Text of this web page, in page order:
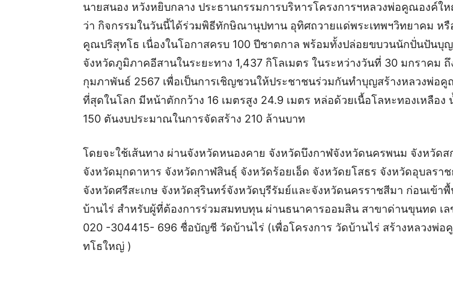
นายสนอง หวังหยิบกลาง ประธานกรรมการบริหารโครงการฯหลวงพ่อคูณองค์ให
ว่า กิจกรรมในวันนี้ได้ร่วมพิธีทักษิณานุปทาน อุทิศถวายแด่พระเทพฯวิทยาคม หรื
คูณปริสุทโธ เนื่องในโอกาสครบ 100 ปีชาตกาล พร้อมทั้งปล่อยขบวนนักปั่นปันบุ
จังหวัดภูมิภาคอีสานในระยะทาง 1,437 กิโลเมตร ในระหว่างวันที่ 30 มกราคม ถึ
กุมภาพันธ์ 2567 เพื่อเป็นการเชิญชวนให้ประชาชนร่วมกันทำบุญสร้างหลวงพ่อ
ที่สุดในโลก มีหน้าตักกว้าง 16 เมตรสูง 24.9 เมตร หล่อด้วยเนื้อโลหะทองเหลือง
150 ตันงบประมาณในการจัดสร้าง 210 ล้านบาท
โดยจะใช้เส้นทาง ผ่านจังหวัดหนองคาย จังหวัดบึงกาฬจังหวัดนครพนม จังหวัดส
จังหวัดมุกดาหาร จังหวัดกาฬสินธุ์ จังหวัดร้อยเอ็ด จังหวัดยโสธร จังหวัดอุบลรา
จังหวัดศรีสะเกษ จังหวัดสุรินทร์จังหวัดบุรีรัมย์และจังหวัดนครราชสีมา ก่อนเข้า
บ้านไร่ สำหรับผู้ที่ต้องการร่วมสมทบทุน ผ่านธนาคารออมสิน สาขาด่านขุนทด เ
020 -304415- 696 ชื่อบัญชี วัดบ้านไร่ (เพื่อโครงการ วัดบ้านไร่ สร้างหลวงพ่อ
ทโธใหญ่ )